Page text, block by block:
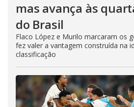
mas avança às
do Brasil
Flaco López e Murilo marcaram os
fez valer a vantagem construída na
classificação